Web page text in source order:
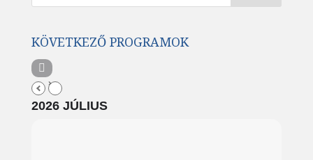
KÖVETKEZŐ PROGRAMOK
2026 JÚLIUS